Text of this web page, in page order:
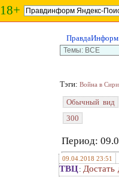
18+
ПравдаИнформ
Тэги: Война в
Обычный вид
300
Период:
09.04.2018 23:51
ТВЦ: